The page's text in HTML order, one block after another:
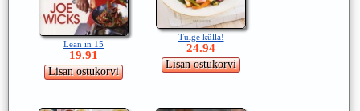
Lean in 15
19.91
Tulge külla!
24.94